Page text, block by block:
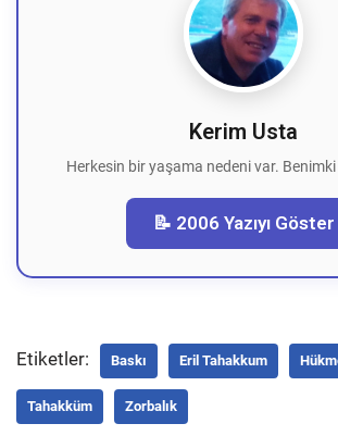
Kerim Usta
Herkesin bir yaşama nedeni var.
📝 2006 Yazıyı Göster
Etiketler: Baskı Eril Tahakkum
Tahakküm Zorbalık